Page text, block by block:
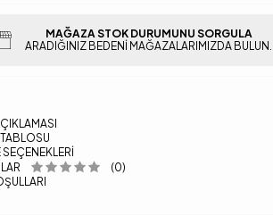
MAĞAZA STOK DURUMUNU SORGULA
ARADIĞINIZ BEDENI MAĞAZALARIMIZDA BULUN.
(0)